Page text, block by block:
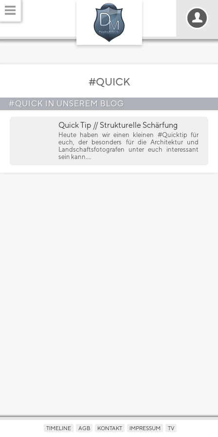
#QUICK
#QUICK IN UNSEREM BLOG
Quick Tip // Strukturelle Schärfung
Heute haben wir einen kleinen #Quicktip für
euch, der besonders für die Architektur und
Landschaftsfotografen unter euch interessant
sein kann....
TIMELINE AGB KONTAKT IMPRESSUM TV